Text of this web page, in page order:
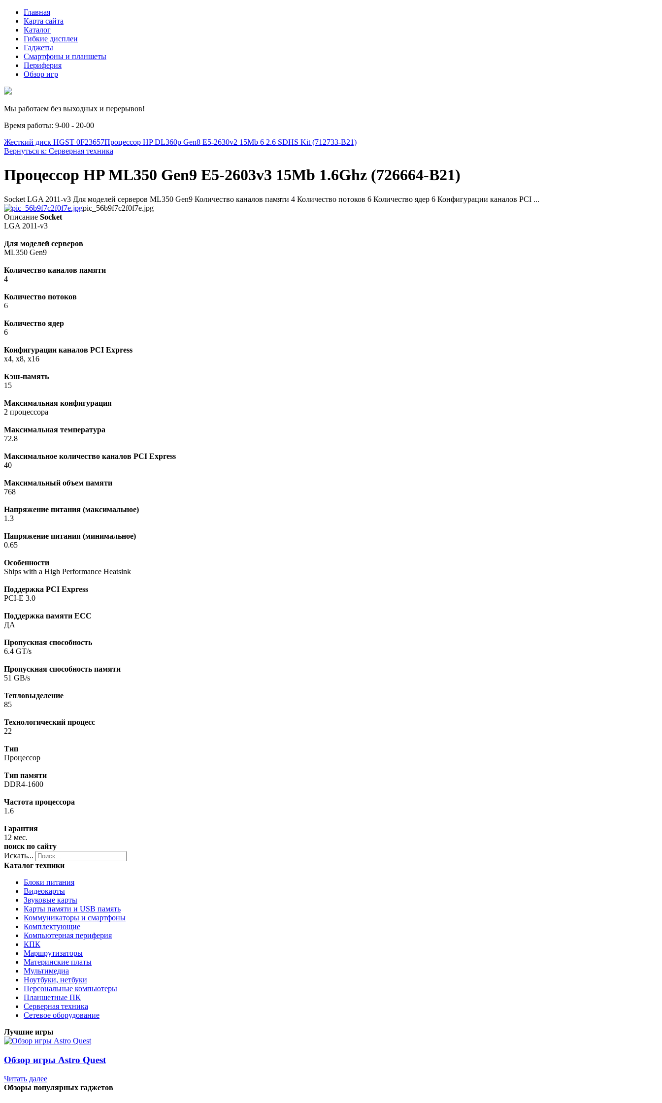
Главная
Карта сайта
Каталог
Гибкие дисплеи
Гаджеты
Смартфоны и планшеты
Периферия
Обзор игр
Мы работаем без выходных и перерывов!
Время работы: 9-00 - 20-00
Жесткий диск HGST 0F23657Процессор HP DL360p Gen8 E5-2630v2 15Mb 6 2.6 SDHS Kit (712733-B21)
Вернуться к: Серверная техника
Процессор HP ML350 Gen9 E5-2603v3 15Mb 1.6Ghz (726664-B21)
Socket LGA 2011-v3 Для моделей серверов ML350 Gen9 Количество каналов памяти 4 Количество потоков 6 Количество ядер 6 Конфигурации каналов PCI ...
pic_56b9f7c2f0f7e.jpg
Описание Socket
LGA 2011-v3
Для моделей серверов
ML350 Gen9
Количество каналов памяти
4
Количество потоков
6
Количество ядер
6
Конфигурации каналов PCI Express
x4, x8, x16
Кэш-память
15
Максимальная конфигурация
2 процессора
Максимальная температура
72.8
Максимальное количество каналов PCI Express
40
Максимальный объем памяти
768
Напряжение питания (максимальное)
1.3
Напряжение питания (минимальное)
0.65
Особенности
Ships with a High Performance Heatsink
Поддержка PCI Express
PCI-E 3.0
Поддержка памяти ECC
ДА
Пропускная способность
6.4 GT/s
Пропускная способность памяти
51 GB/s
Тепловыделение
85
Технологический процесс
22
Тип
Процессор
Тип памяти
DDR4-1600
Частота процессора
1.6
Гарантия
12 мес.
поиск по сайту
Искать...
Каталог техники
Блоки питания
Видеокарты
Звуковые карты
Карты памяти и USB память
Коммуникаторы и смартфоны
Комплектующие
Компьютерная периферия
КПК
Маршрутизаторы
Материнские платы
Мультимедиа
Ноутбуки, нетбуки
Персональные компьютеры
Планшетные ПК
Серверная техника
Сетевое оборудование
Лучшие игры
Обзор игры Astro Quest
Читать далее
Обзоры популярных гаджетов